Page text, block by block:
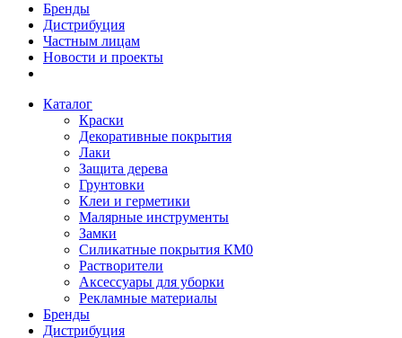
Бренды
Дистрибуция
Частным лицам
Новости и проекты
Каталог
Краски
Декоративные покрытия
Лаки
Защита дерева
Грунтовки
Клеи и герметики
Малярные инструменты
Замки
Силикатные покрытия КМ0
Растворители
Аксессуары для уборки
Рекламные материалы
Бренды
Дистрибуция